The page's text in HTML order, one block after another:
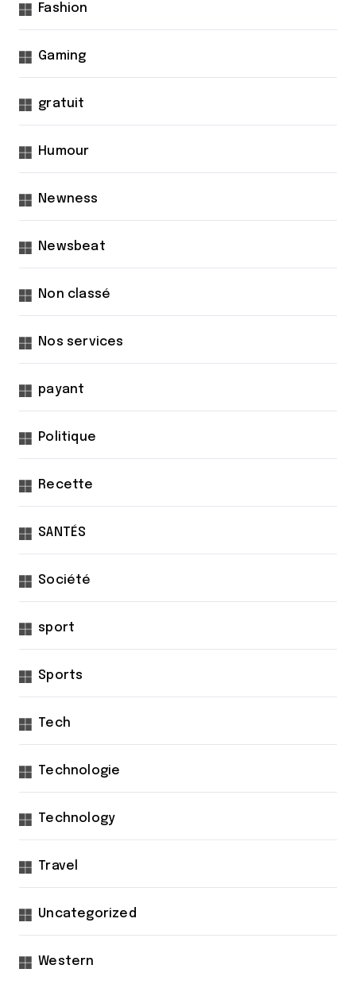
s
Fashion
Gaming
gratuit
Humour
Newness
Newsbeat
Non classé
Nos services
payant
Politique
Recette
SANTÉS
Société
sport
Sports
Tech
Technologie
Technology
Travel
Uncategorized
Western